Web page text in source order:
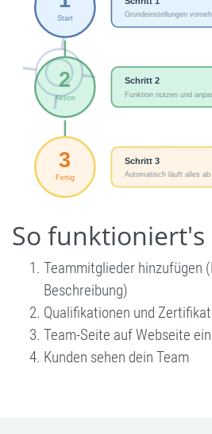
So funktioniert's
Teammitglieder hinzufügen
Beschreibung)
Qualifikationen und
Team-Seite auf Webseite
Kunden sehen dein Team